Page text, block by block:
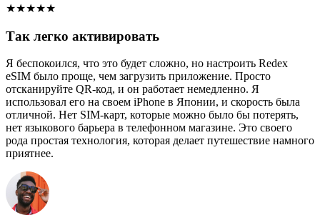
★★★★★
Так легко активировать
Я беспокоился, что это будет сложно, но настроить Redex
eSIM было проще, чем загрузить приложение. Просто
отсканируйте QR-код, и он работает немедленно. Я
использовал его на своем iPhone в Японии, и скорость была
отличной. Нет SIM-карт, которые можно было бы потерять,
нет языкового барьера в телефонном магазине. Это своего
рода простая технология, которая делает путешествие намного
приятнее.